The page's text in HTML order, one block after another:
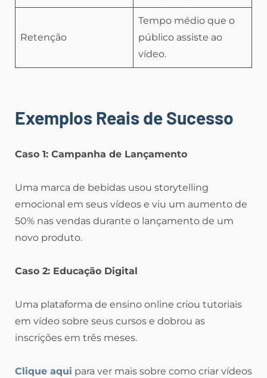
Retenção
Tempo médio que o
público assiste ao
vídeo.
Exemplos Reais de Sucesso
Caso 1: Campanha de Lançamento
Uma marca de bebidas usou storytelling
emocional em seus vídeos e viu um aumento de
50% nas vendas durante o lançamento de um
novo produto.
Caso 2: Educação Digital
Uma plataforma de ensino online criou tutoriais
em vídeo sobre seus cursos e dobrou as
inscrições em três meses.
Clique aqui para ver mais sobre como criar vídeos